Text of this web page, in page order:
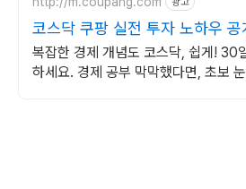
코스닥 쿠팡 실전 투자 노하우 공
복잡한 경제 개념도 코스닥, 쉽게! 30
하세요. 경제 공부 막막했다면, 초보